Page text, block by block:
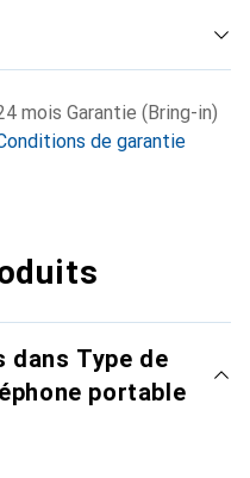
mois Garantie (Bring-in)
de garantie
dans Type de
portable